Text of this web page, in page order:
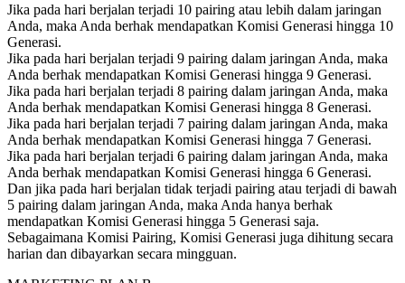
Jika pada hari berjalan terjadi 10 pairing atau lebih dalam jaringan
Anda, maka Anda berhak mendapatkan Komisi Generasi hingga 10
Generasi.
Jika pada hari berjalan terjadi 9 pairing dalam jaringan Anda, maka
Anda berhak mendapatkan Komisi Generasi hingga 9 Generasi.
Jika pada hari berjalan terjadi 8 pairing dalam jaringan Anda, maka
Anda berhak mendapatkan Komisi Generasi hingga 8 Generasi.
Jika pada hari berjalan terjadi 7 pairing dalam jaringan Anda, maka
Anda berhak mendapatkan Komisi Generasi hingga 7 Generasi.
Jika pada hari berjalan terjadi 6 pairing dalam jaringan Anda, maka
Anda berhak mendapatkan Komisi Generasi hingga 6 Generasi.
Dan jika pada hari berjalan tidak terjadi pairing atau terjadi di bawah
5 pairing dalam jaringan Anda, maka Anda hanya berhak
mendapatkan Komisi Generasi hingga 5 Generasi saja.
Sebagaimana Komisi Pairing, Komisi Generasi juga dihitung secara
harian dan dibayarkan secara mingguan.